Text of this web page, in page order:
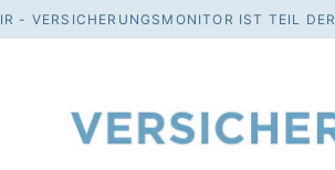
- VERSICHERUNGSMONITOR IST TEIL DER